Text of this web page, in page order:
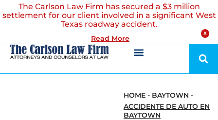
X
The Carlson Law Firm has secured a $3 million
settlement for our client involved in a significant West
Texas roadway accident.
Read More
HOME - BAYTOWN -
ACCIDENTE DE AUTO EN
BAYTOWN